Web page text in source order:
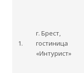
1.
г. Брест,
гостиница
«Интурист»